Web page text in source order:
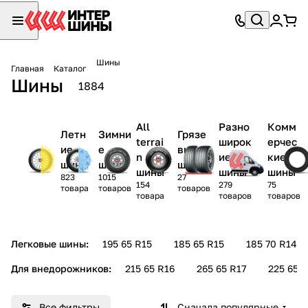
Главная Каталог
Шины
Шины 1884
Летн
ие
шины
823
товара
Зимни
е
шины
1015
товаров
All
terrai
n
шины
154
товара
Грязе
вые
шины
27
товаров
Разно
широк
ие
шины
279
товаров
Комм
ерчес
кие
шины
75
товаров
Легковые шины: 195 65 R15 185 65 R15 185 70 R14
Для внедорожников: 215 65 R16 265 65 R17 225 65